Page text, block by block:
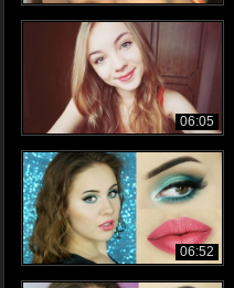
06:05
06:52